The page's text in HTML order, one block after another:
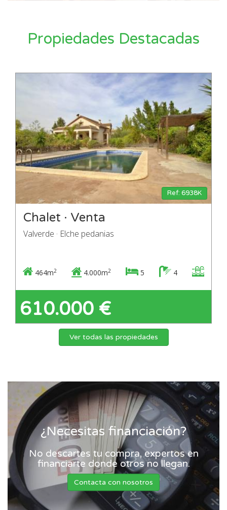
Propiedades Destacadas
Ref: 6938K
Chalet · Venta
Valverde · Elche pedanias
464m2 4.000m2 5 4
610.000 €
Ver todas las propiedades
¿Necesitas financiación?
No descartes tu compra, expertos en
financiarte donde otros no llegan.
Contacta con nosotros